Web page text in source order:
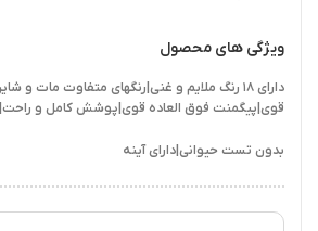
ویژگی های محصول
دارای ۱۸ رنگ ملایم و غنی|رنگهای متفاوت مات و
قوی|پیگمنت فوق العاده قوی|پوشش کامل و
بدون تست حیوانی|دارای آینه